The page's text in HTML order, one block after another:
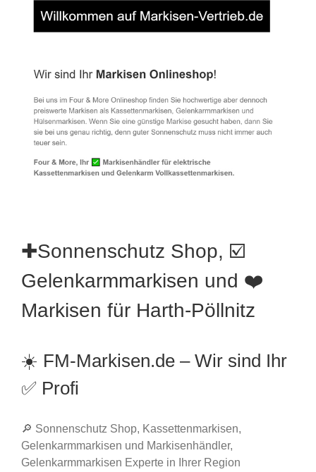
✚Sonnenschutz Shop, ☑️
Gelenkarmmarkisen und ❤️
Markisen für Harth-Pöllnitz
☀️ FM-Markisen.de – Wir sind Ihr
✅ Profi
🔎 Sonnenschutz Shop, Kassettenmarkisen,
Gelenkarmmarkisen und Markisenhändler,
Gelenkarmmarkisen Experte in Ihrer Region